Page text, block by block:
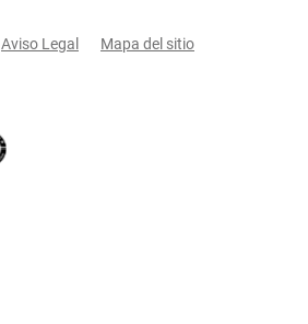
Aviso Legal Mapa del sitio